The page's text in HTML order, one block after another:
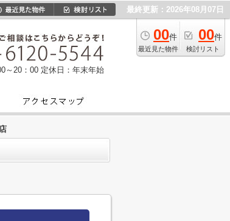
最終更新：2026年08月07日
00件
最近見た物件
00件
検討リスト
～20：00 定休日：年末年始